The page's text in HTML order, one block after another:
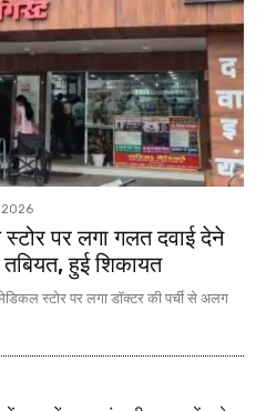
2026
पर लगा गलत दवाई देने
हुई शिकायत
स्टोर पर लगा डॉक्टर की पर्ची से अलग